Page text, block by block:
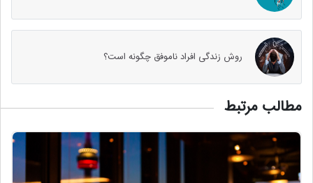
روش زندگی افراد ناموفق چگونه است؟
مطالب مرتبط